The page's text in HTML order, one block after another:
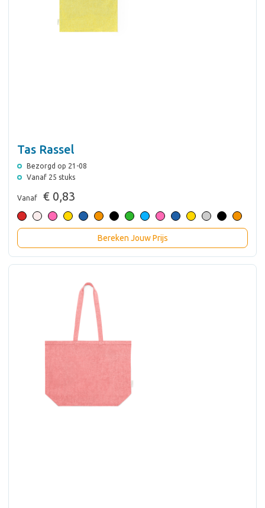
Tas Rassel
Bezorgd op 21-08
Vanaf 25 stuks
Vanaf € 0,83
Bereken Jouw Prijs